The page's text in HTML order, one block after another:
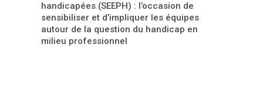
handicapées (SEEPH) : l’occasion de
sensibiliser et d’impliquer les équipes
autour de la question du handicap en
milieu professionnel